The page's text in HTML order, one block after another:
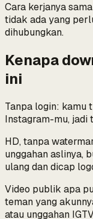
Cara kerjanya
tidak ada yang
dihubungkan.
Kenapa
ini
Tanpa login: kamu
Instagram-mu, jadi
HD, tanpa
unggahan aslinya,
ulang dan dicap
Video publik apa
teman yang
atau unggahan